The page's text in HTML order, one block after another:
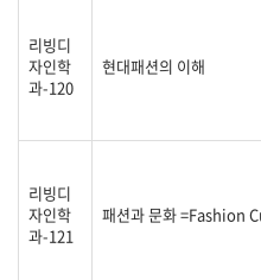
리빙디
자인학
과-120
현대패션의 이해
리빙디
자인학
과-121
패션과 문화 =Fashion